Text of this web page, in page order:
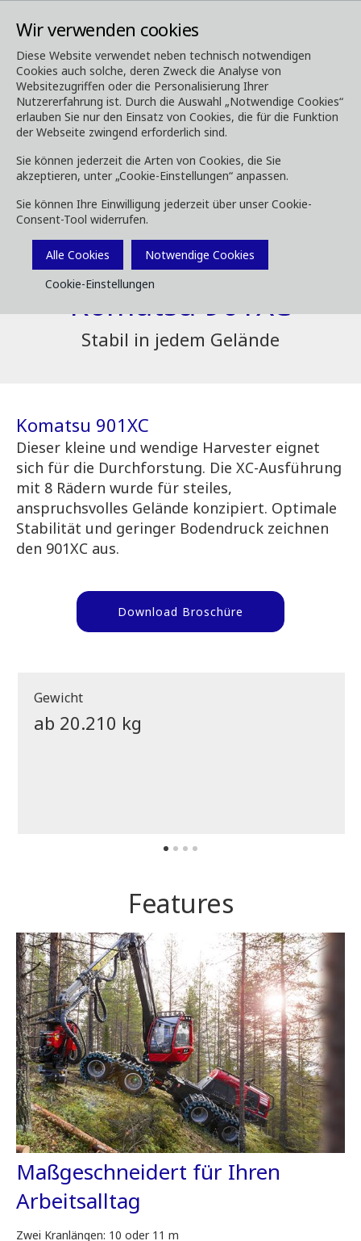
Wir verwenden cookies
Diese Website verwendet neben technisch notwendigen
Cookies auch solche, deren Zweck die Analyse von
Websitezugriffen oder die Personalisierung Ihrer
Nutzererfahrung ist. Durch die Auswahl „Notwendige Cookies“
erlauben Sie nur den Einsatz von Cookies, die für die Funktion
der Webseite zwingend erforderlich sind.
Sie können jederzeit die Arten von Cookies, die Sie
akzeptieren, unter „Cookie-Einstellungen“ anpassen.
Sie können Ihre Einwilligung jederzeit über unser Cookie-
Consent-Tool widerrufen.
Alle Cookies
Notwendige Cookies
Cookie-Einstellungen
Forstmaschinen Harvester 901XC
Komatsu 901XC
Stabil in jedem Gelände
Komatsu 901XC
Dieser kleine und wendige Harvester eignet
sich für die Durchforstung. Die XC-Ausführung
mit 8 Rädern wurde für steiles,
anspruchsvolles Gelände konzipiert. Optimale
Stabilität und geringer Bodendruck zeichnen
den 901XC aus.
Download Broschüre
Gewicht
ab 20.210 kg
Features
Maßgeschneidert für Ihren
Arbeitsalltag
Zwei Kranlängen: 10 oder 11 m